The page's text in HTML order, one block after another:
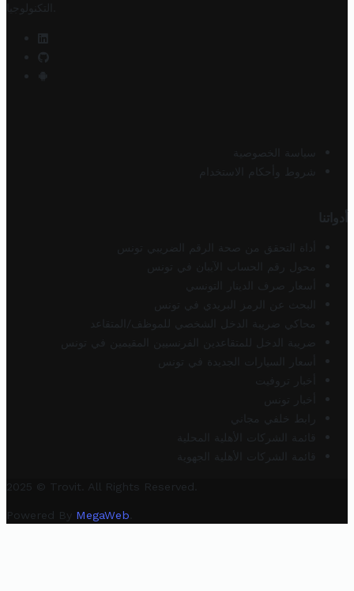
التكنولوجيا
سياسة الخصوصية
شروط وأحكام الاستخدام
أدواتنا
أداة التحقق من صحة الرقم الضريبي تونس
محول رقم الحساب الآيبان في تونس
أسعار صرف الدينار التونسي
البحث عن الرمز البريدي في تونس
محاكي ضريبة الدخل الشخصي للموظف/المتقاعد
ضريبة الدخل للمتقاعدين الفرنسيين المقيمين في تونس
أسعار السيارات الجديدة في تونس
أخبار تروفيت
أخبار تونس
رابط خلفي مجاني
قائمة الشركات الأهلية المحلية
قائمة الشركات الأهلية الجهوية
2025 © Trovit. All Rights Reserved.
Powered By MegaWeb